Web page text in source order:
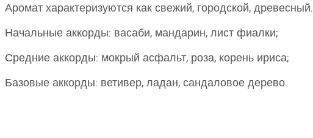
Аромат характеризуются как свежий, городской, древесный.
Начальные аккорды: васаби, мандарин, лист фиалки;
Средние аккорды: мокрый асфальт, роза, корень ириса;
Базовые аккорды: ветивер, ладан, сандаловое дерево.